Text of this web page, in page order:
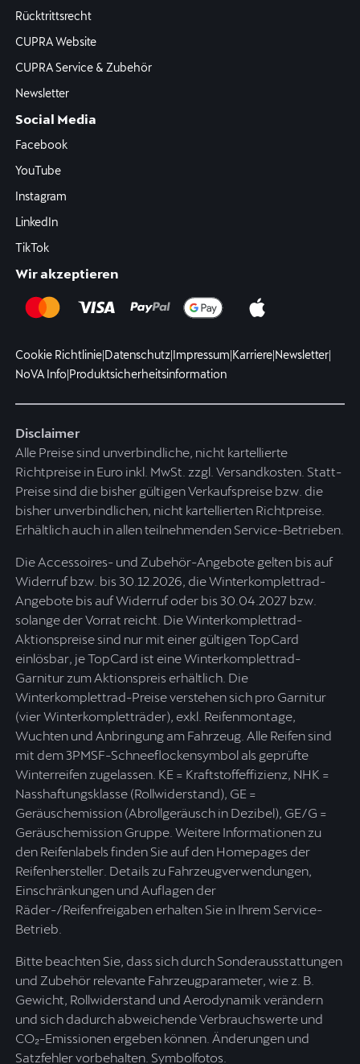
Rücktrittsrecht
CUPRA Website
CUPRA Service & Zubehör
Newsletter
Social Media
Facebook
YouTube
Instagram
LinkedIn
TikTok
Wir akzeptieren
Cookie Richtlinie|Datenschutz|Impressum|Karriere|Newsletter|
NoVA Info|Produktsicherheitsinformation
Disclaimer
Alle Preise sind unverbindliche, nicht kartellierte
Richtpreise in Euro inkl. MwSt. zzgl. Versandkosten. Statt-
Preise sind die bisher gültigen Verkaufspreise bzw. die
bisher unverbindlichen, nicht kartellierten Richtpreise.
Erhältlich auch in allen teilnehmenden Service-Betrieben.
Die Accessoires- und Zubehör-Angebote gelten bis auf
Widerruf bzw. bis 30.12.2026, die Winterkomplettrad-
Angebote bis auf Widerruf oder bis 30.04.2027 bzw.
solange der Vorrat reicht. Die Winterkomplettrad-
Aktionspreise sind nur mit einer gültigen TopCard
einlösbar, je TopCard ist eine Winterkomplettrad-
Garnitur zum Aktionspreis erhältlich. Die
Winterkomplettrad-Preise verstehen sich pro Garnitur
(vier Winterkompletträder), exkl. Reifenmontage,
Wuchten und Anbringung am Fahrzeug. Alle Reifen sind
mit dem 3PMSF-Schneeflockensymbol als geprüfte
Winterreifen zugelassen. KE = Kraftstoffeffizienz, NHK =
Nasshaftungsklasse (Rollwiderstand), GE =
Geräuschemission (Abrollgeräusch in Dezibel), GE/G =
Geräuschemission Gruppe. Weitere Informationen zu
den Reifenlabels finden Sie auf den Homepages der
Reifenhersteller. Details zu Fahrzeugverwendungen,
Einschränkungen und Auflagen der
Räder-/Reifenfreigaben erhalten Sie in Ihrem Service-
Betrieb.
Bitte beachten Sie, dass sich durch Sonderausstattungen
und Zubehör relevante Fahrzeugparameter, wie z. B.
Gewicht, Rollwiderstand und Aerodynamik verändern
und sich dadurch abweichende Verbrauchswerte und
CO₂-Emissionen ergeben können. Änderungen und
Satzfehler vorbehalten. Symbolfotos.